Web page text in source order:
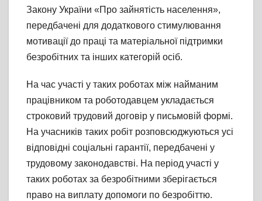
Закону України «Про зайнятість населення»,
передбачені для додаткового стимулювання
мотивації до праці та матеріальної підтримки
безробітних та інших категорій осіб.
На час участі у таких роботах між найманим
працівником та роботодавцем укладається
строковий трудовий договір у письмовій формі.
На учасників таких робіт розповсюджуються усі
відповідні соціальні гарантії, передбачені у
трудовому законодавстві. На період участі у
таких роботах за безробітними зберігається
право на виплату допомоги по безробіттю.